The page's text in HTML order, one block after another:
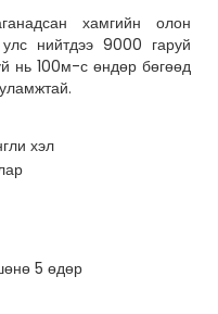
хамгийн олон
нийтдээ 9000 гаруй
нь 100м-с өндөр бөгөөд
хэл
5 өдөр